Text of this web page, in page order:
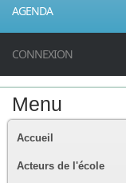
AGENDA
CONNEXION
Menu
Accueil
Acteurs de l'école